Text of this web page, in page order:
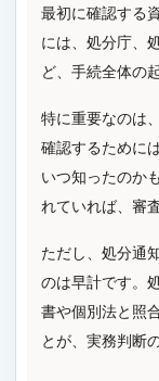
最初に確認する
には、処分庁、
ど、手続全体の
特に重要なのは
確認するために
いつ知ったのか
れていれば、審
ただし、処分通
のは早計です。
書や個別法と照
とが、実務判断